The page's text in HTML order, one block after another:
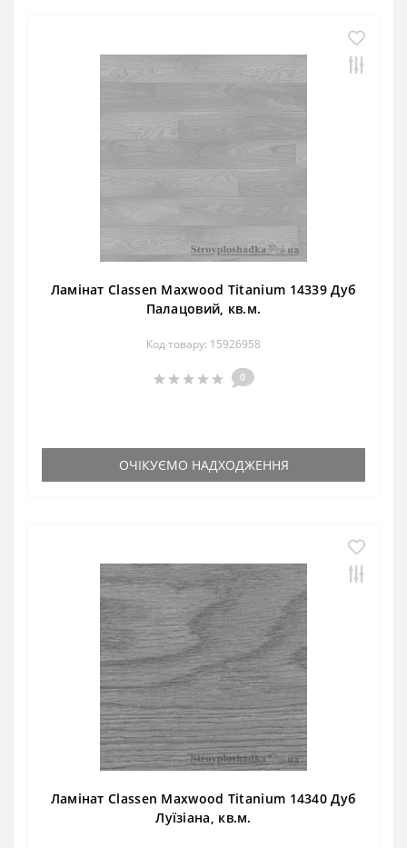
Ламінат Classen Maxwood Titanium 14339 Дуб
Палацовий, кв.м.
Код товару: 15926958
0
ОЧІКУЄМО НАДХОДЖЕННЯ
Ламінат Classen Maxwood Titanium 14340 Дуб
Луїзіана, кв.м.